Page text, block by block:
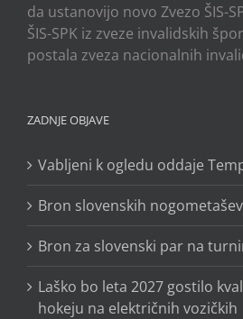
da ustanovijo novo Zvezo ŠIS-
ŠIS-SPK iz zveze invalidskih
postala zveza nacionalnih
ZADNJE OBJAVE
Vabljeni k ogledu oddaje
Bron slovenskih
Bron za slovenski par na
Laško bo leta 2027 gostilo
hokeju na električnih vozičkih